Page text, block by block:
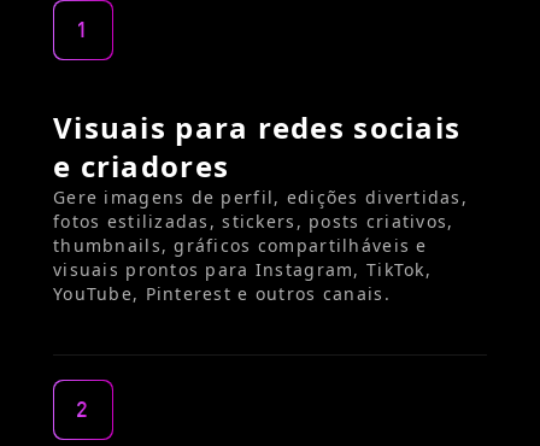
1
Visuais para redes sociais
e criadores
Gere imagens de perfil, edições divertidas,
fotos estilizadas, stickers, posts criativos,
thumbnails, gráficos compartilháveis e
visuais prontos para Instagram, TikTok,
YouTube, Pinterest e outros canais.
2